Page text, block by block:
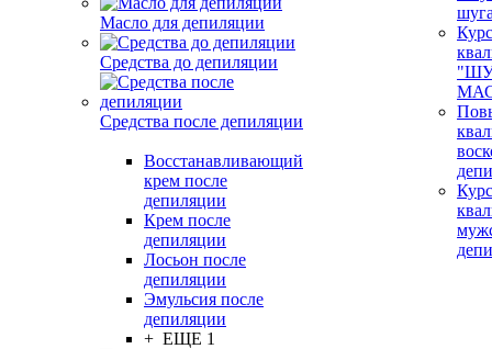
Масло для депиляции
Средства до депиляции
Средства после депиляции
Восстанавливающий
крем после
депиляции
Крем после
депиляции
Лосьон после
депиляции
Эмульсия после
депиляции
+ ЕЩЕ 1